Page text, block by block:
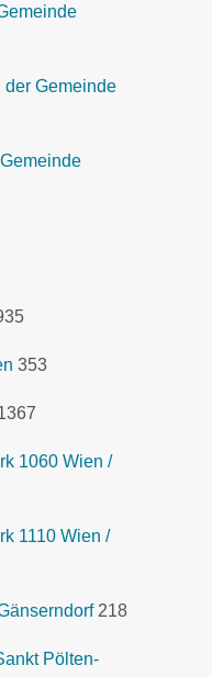
der Gemeinde
353
1060 Wien /
1110 Wien /
218
Pölten-